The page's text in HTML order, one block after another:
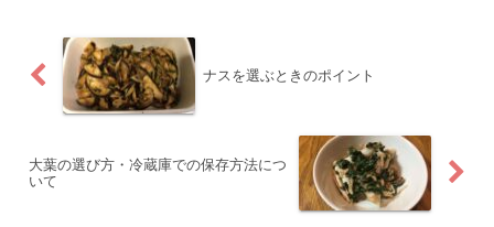
ナスを選ぶときのポイント
大葉の選び方・冷蔵庫での保存方法につ
いて